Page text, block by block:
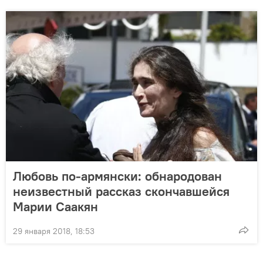
Любовь по-армянски: обнародован
неизвестный рассказ скончавшейся
Марии Саакян
29 января 2018, 18:53